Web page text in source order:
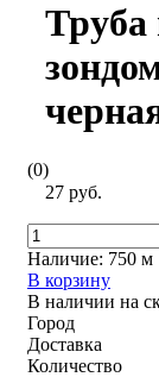
(0)
27 руб.
Наличие: 750 м
В корзину
В наличии на
Город
Доставка
Количество